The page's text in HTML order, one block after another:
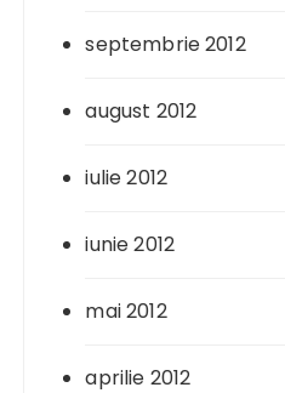
septembrie 2012
august 2012
iulie 2012
iunie 2012
mai 2012
aprilie 2012